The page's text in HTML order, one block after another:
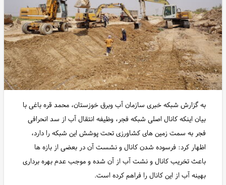
به گزارش شبکه خبری سازمان آب وبرق خوزستان، محمد قره باغی با
بیان اینکه کانال اصلی شبکه فجر، وظیفه انتقال آب از سد انحرافی
فجر به سمت زمین های کشاورزی تحت پوشش این شبکه را دارد،
اظهار کرد: فرسوده شدن کانال و نشست آن در بعضی از بازه ها
باعث تخریب کانال و نشت آب از آن شده و موجب عدم بهره برداری
بهینه آب از این کانال را فراهم کرده است.